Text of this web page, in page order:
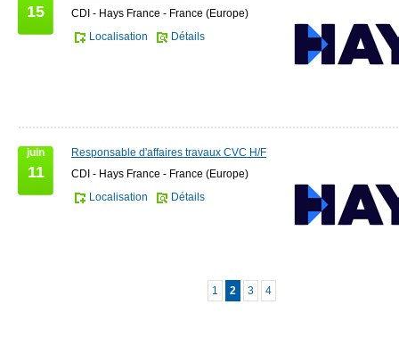
15
CDI - Hays France - France (Europe)
Localisation
Détails
juin
11
Responsable d'affaires travaux CVC H/F
CDI - Hays France - France (Europe)
Localisation
Détails
1 2 3 4